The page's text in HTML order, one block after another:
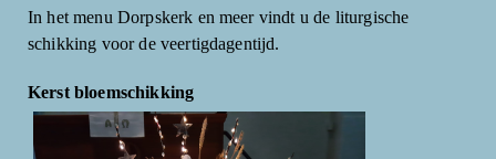
In het menu Dorpskerk en meer vindt u de liturgische
schikking voor de veertigdagentijd.
Kerst bloemschikking